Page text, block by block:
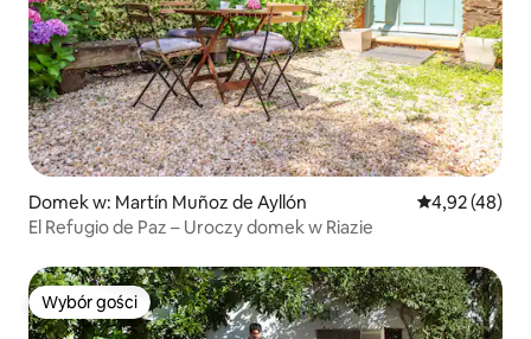
Domek w: Martín Muñoz de Ayllón Średnia
4,92 (48)
El Refugio de Paz – Uroczy domek w Riazie
Wybór gości
Wybór gości